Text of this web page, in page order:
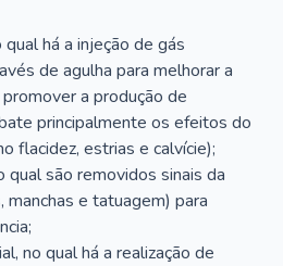
há a injeção de gás
de agulha para melhorar a
a produção de
principalmente os efeitos do
flacidez, estrias e calvície);
qual são removidos sinais da
manchas e tatuagem) para
no qual há a realização de